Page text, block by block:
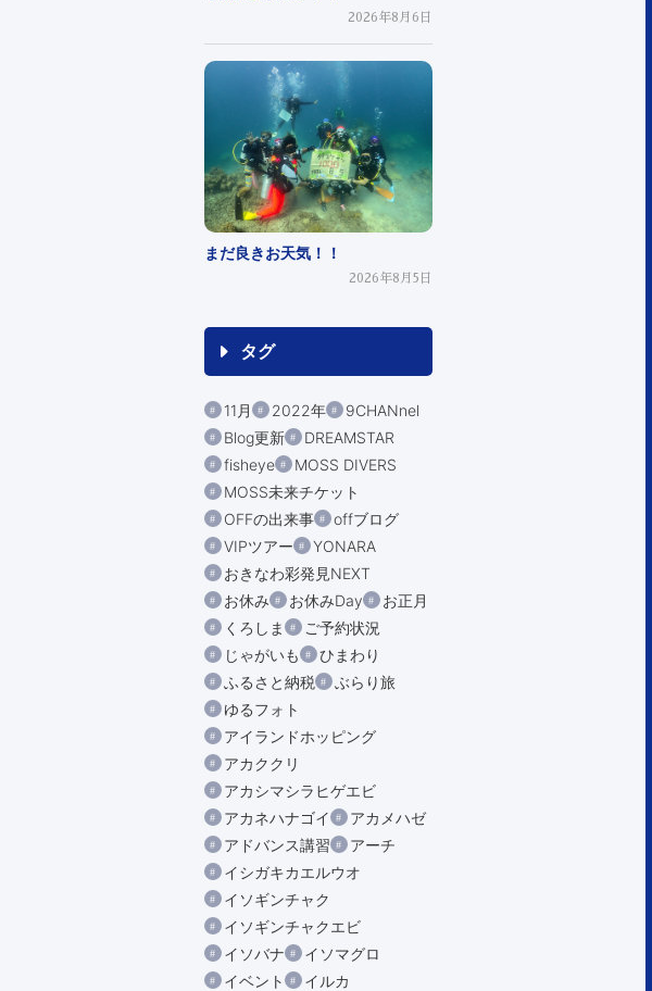
2026年8月6日
まだ良きお天気！！
2026年8月5日
タグ
11月 2022年
9CHANnel
Blog更新
DREAMSTAR
fisheye
MOSS DIVERS
MOSS未来チケット
OFFの出来事
offブログ
VIPツアー
YONARA
おきなわ彩発見NEXT
お休み
お休みDay
お正月
くろしま
ご予約状況
じゃがいも
ひまわり
ふるさと納税
ぶらり旅
ゆるフォト
アイランドホッピング
アカククリ
アカシマシラヒゲエビ
アカネハナゴイ
アカメハゼ
アドバンス講習
アーチ
イシガキカエルウオ
イソギンチャク
イソギンチャクエビ
イソバナ
イソマグロ
イベント
イルカ